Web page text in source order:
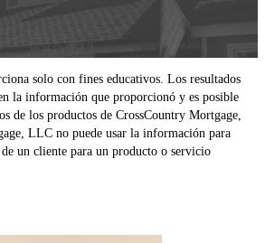
solo con fines educativos. Los resultados
la información que proporcionó y es posible
de los productos de CrossCountry Mortgage,
LLC no puede usar la información para
un cliente para un producto o servicio